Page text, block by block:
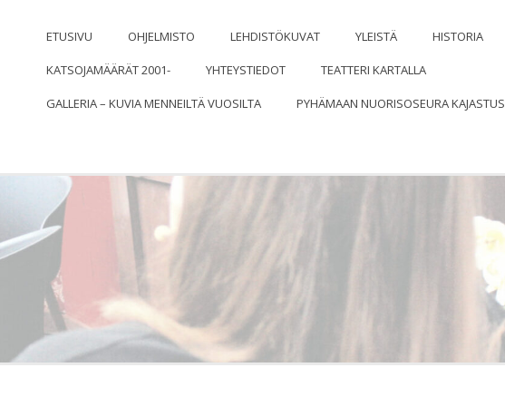
NÄYTTÄMÖ
ETUSIVU OHJELMISTO LEHDISTÖKUVAT YLEISTÄ HISTORIA
KATSOJAMÄÄRÄT 2001- YHTEYSTIEDOT TEATTERI KARTALLA
GALLERIA – KUVIA MENNEILTÄ VUOSILTA PYHÄMAAN NUORISOSEURA KAJASTUS